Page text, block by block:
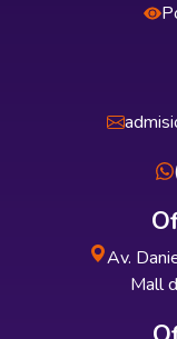
Av.
Mall